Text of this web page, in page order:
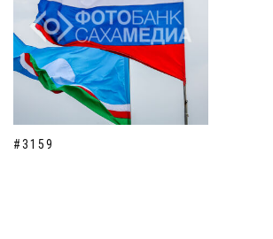
#3159